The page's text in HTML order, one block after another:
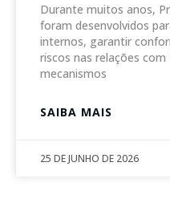
Durante muitos anos,
foram desenvolvidos
internos, garantir
riscos nas relações
mecanismos
SAIBA MAIS
25 DE JUNHO DE 2026